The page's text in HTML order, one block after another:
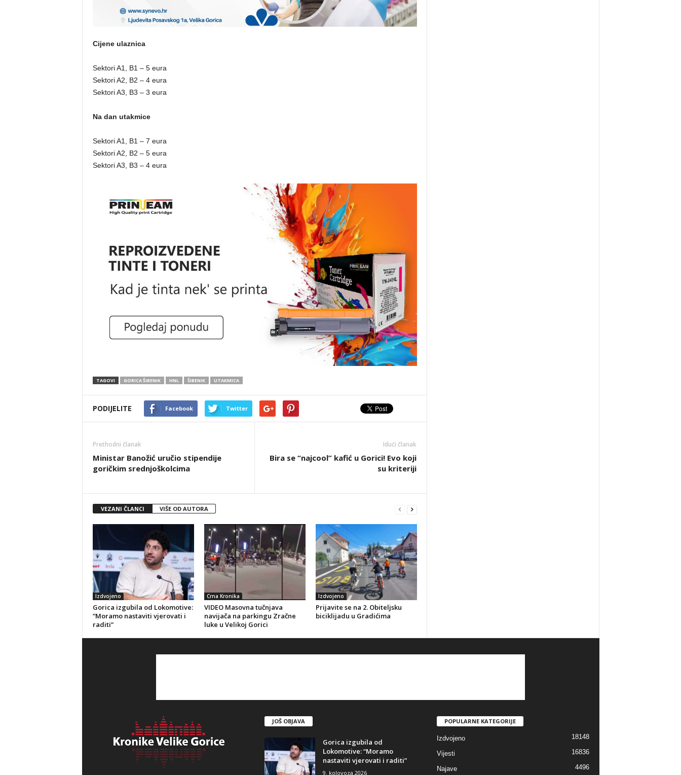
Cijene ulaznica
Sektori A1, B1 – 5 eura
Sektori A2, B2 – 4 eura
Sektori A3, B3 – 3 eura
Na dan utakmice
Sektori A1, B1 – 7 eura
Sektori A2, B2 – 5 eura
Sektori A3, B3 – 4 eura
TAGOVI GORICA ŠIBENIK HNL ŠIBENIK UTAKMICA
PODIJELITE Facebook Twitter
Prethodni članak
Ministar Banožić uručio stipendije
goričkim srednjoškolcima
Idući članak
Bira se “najcool” kafić u Gorici! Evo koji
su kriteriji
VEZANI ČLANCI VIŠE OD AUTORA
Izdvojeno
Gorica izgubila od Lokomotive:
“Moramo nastaviti vjerovati i
raditi”
Crna Kronika
VIDEO Masovna tučnjava
navijača na parkingu Zračne
luke u Velikoj Gorici
Izdvojeno
Prijavite se na 2. Obiteljsku
biciklijadu u Gradićima
JOŠ OBJAVA
Gorica izgubila od
Lokomotive: “Moramo
nastaviti vjerovati i raditi”
9. kolovoza 2026
POPULARNE KATEGORIJE
Izdvojeno 18148
Vijesti 16836
Najave 4496